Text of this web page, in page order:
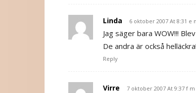
Linda 6 oktober 2007 At 8:31 e
Jag säger bara WOW!!!
De andra är också
Reply
Virre 7 oktober 2007 At 9:37 f m